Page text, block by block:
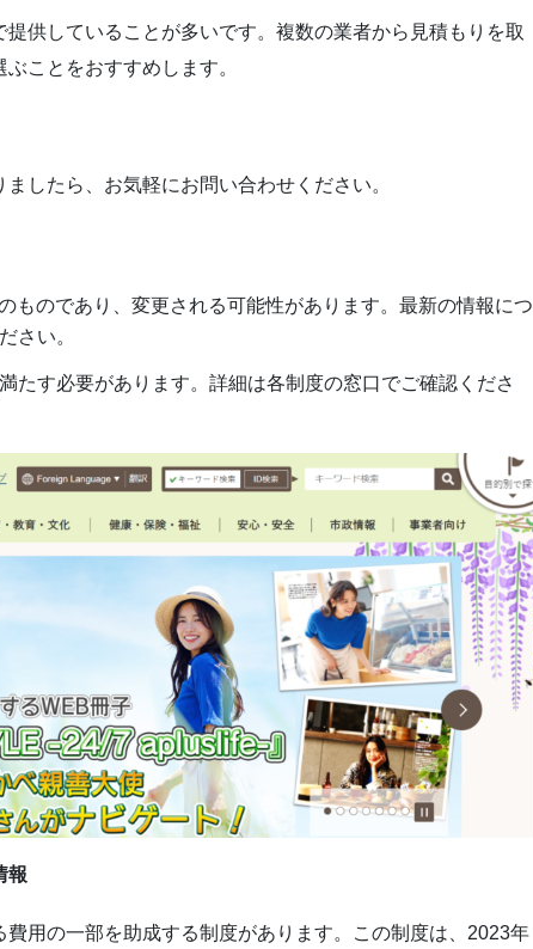
提供していることが多いです。複数の業者から見積もりを取
ことをおすすめします。
したら、お気軽にお問い合わせください。
ものであり、変更される可能性があります。最新の情報につ
さい。
たす必要があります。詳細は各制度の窓口でご確認くださ
報
用の一部を助成する制度があります。この制度は、2023年